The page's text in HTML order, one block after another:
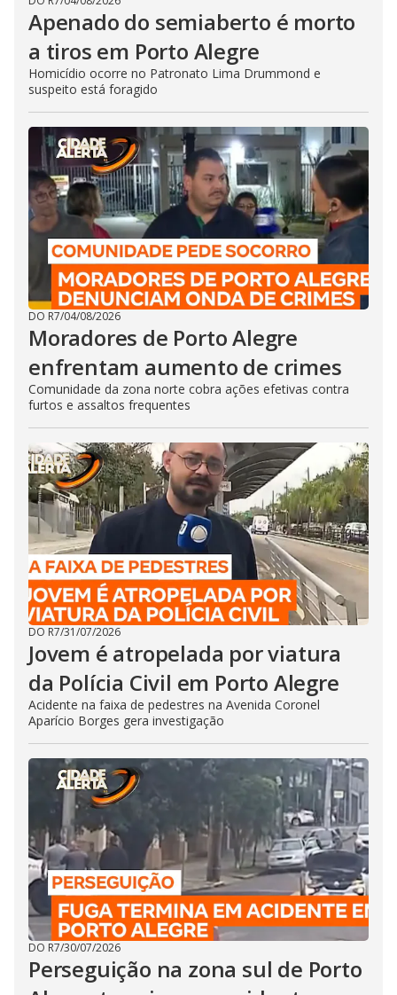
Apenado do semiaberto é morto
a tiros em Porto Alegre
Homicídio ocorre no Patronato Lima Drummond e
suspeito está foragido
DO R7/04/08/2026
Moradores de Porto Alegre
enfrentam aumento de crimes
Comunidade da zona norte cobra ações efetivas contra
furtos e assaltos frequentes
DO R7/31/07/2026
Jovem é atropelada por viatura
da Polícia Civil em Porto Alegre
Acidente na faixa de pedestres na Avenida Coronel
Aparício Borges gera investigação
DO R7/30/07/2026
Perseguição na zona sul de Porto